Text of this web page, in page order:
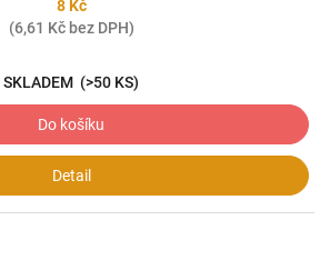
8 Kč
(6,61 Kč bez DPH)
SKLADEM (>50 KS)
Do košíku
Detail